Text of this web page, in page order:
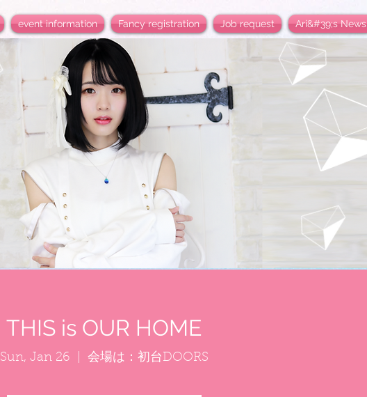
event information Fancy registration Job request Ari&#39;s News
THIS is OUR HOME
Sun, Jan 26 会場は：初台DOORS